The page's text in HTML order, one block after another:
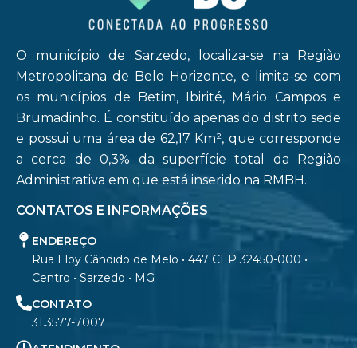
O município de Sarzedo, localiza-se na Região
Metropolitana de Belo Horizonte, e limita-se com
os municípios de Betim, Ibirité, Mário Campos e
Brumadinho. É constituído apenas do distrito sede
e possui uma área de 62,17 Km², que corresponde
a cerca de 0,3% da superfície total da Região
Administrativa em que está inserido na RMBH.
CONTATOS E INFORMAÇÕES
ENDEREÇO
Rua Eloy Cândido de Melo • 447 CEP 32450-000 •
Centro • Sarzedo • MG
CONTATO
31.3577-7007